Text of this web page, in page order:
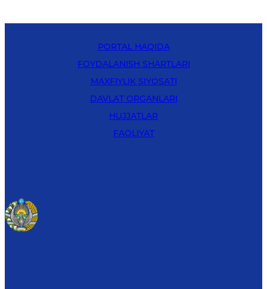
PORTAL HAQIDA
FOYDALANISH SHARTLARI
MAXFIYLIK SIYOSATI
DAVLAT ORGANLARI
HUJJATLAR
FAOLIYAT